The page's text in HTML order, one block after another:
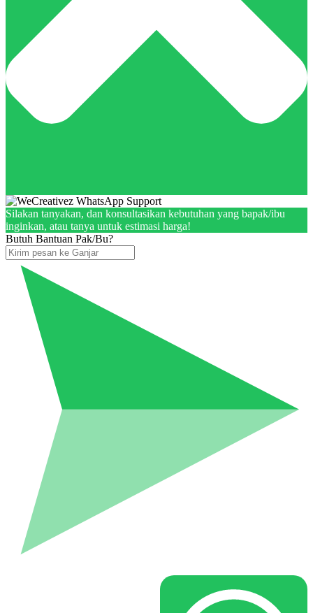
Silakan tanyakan, dan konsultasikan kebutuhan yang bapak/ibu
inginkan, atau tanya untuk estimasi harga!
Butuh Bantuan Pak/Bu?